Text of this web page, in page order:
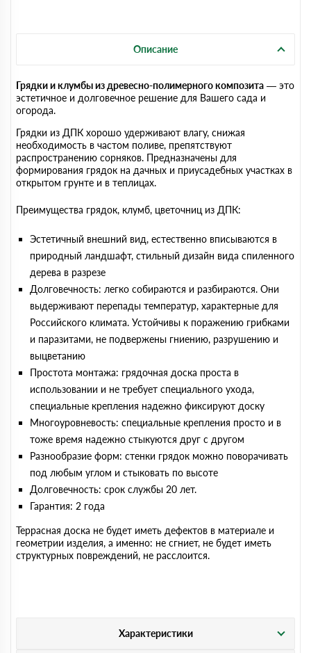
Описание
Грядки и клумбы из древесно-полимерного композита — это
эстетичное и долговечное решение для Вашего сада и
огорода.
Грядки из ДПК хорошо удерживают влагу, снижая
необходимость в частом поливе, препятствуют
распространению сорняков. Предназначены для
формирования грядок на дачных и приусадебных участках в
открытом грунте и в теплицах.
Преимущества грядок, клумб, цветочниц из ДПК:
Эстетичный внешний вид, естественно вписываются в
природный ландшафт, стильный дизайн вида спиленного
дерева в разрезе
Долговечность: легко собираются и разбираются. Они
выдерживают перепады температур, характерные для
Российского климата. Устойчивы к поражению грибками
и паразитами, не подвержены гниению, разрушению и
выцветанию
Простота монтажа: грядочная доска проста в
использовании и не требует специального ухода,
специальные крепления надежно фиксируют доску
Многоуровневость: специальные крепления просто и в
тоже время надежно стыкуются друг с другом
Разнообразие форм: стенки грядок можно поворачивать
под любым углом и стыковать по высоте
Долговечность: срок службы 20 лет.
Гарантия: 2 года
Террасная доска не будет иметь дефектов в материале и
геометрии изделия, а именно: не сгниет, не будет иметь
структурных повреждений, не расслоится.
Характеристики